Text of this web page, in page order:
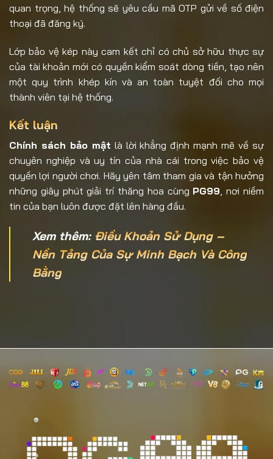
quan trọng, hệ thống sẽ yêu cầu mã OTP gửi về số điện
thoại đã đăng ký.
Lớp bảo vệ kép này cam kết chỉ có chủ sở hữu thực sự
của tài khoản mới có quyền kiểm soát dòng tiền, tạo nên
một quy trình khép kín và an toàn tuyệt đối cho mọi
thành viên tại hệ thống.
Kết luận
Chính sách bảo mật là lời khẳng định mạnh mẽ về sự
chuyên nghiệp và uy tín của nhà cái trong việc bảo vệ
quyền lợi người chơi. Hãy yên tâm tham gia và tận hưởng
những giây phút giải trí thăng hoa cùng PG99, nơi niềm
tin của bạn luôn được đặt lên hàng đầu.
Xem thêm: Điều Khoản Sử Dụng –
Nền Tảng Của Sự Minh Bạch Và Công
Bằng